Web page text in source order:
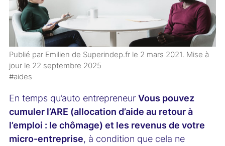
Publié par Emilien de Superindep.fr le 2 mars 2021. Mise à
jour le 22 septembre 2025
#aides
En temps qu’auto entrepreneur Vous pouvez
cumuler l’ARE (allocation d’aide au retour à
l’emploi : le chômage) et les revenus de votre
micro-entreprise, à condition que cela ne